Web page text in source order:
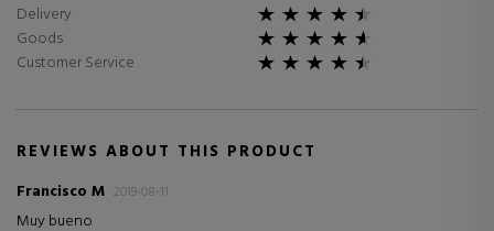
Delivery
Goods
Customer Service
REVIEWS ABOUT THIS PRODUCT
Francisco M 2019-08-11
Muy bueno